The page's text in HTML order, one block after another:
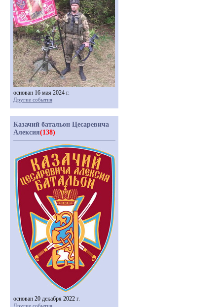
основан 16 мая 2024 г.
Другие события
Казачий батальон Цесаревича
Алексия(138)
основан 20 декабря 2022 г.
Другие события